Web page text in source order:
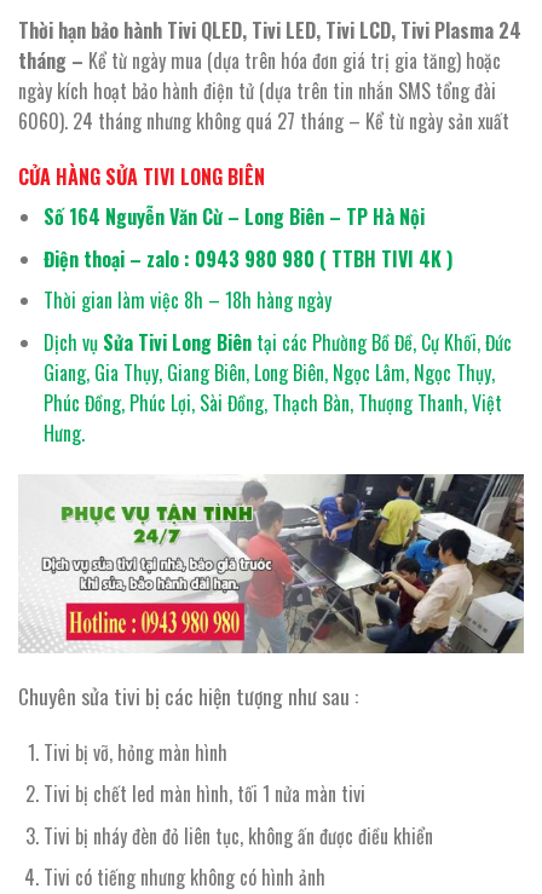
Thời hạn bảo hành Tivi QLED, Tivi LED, Tivi LCD, Tivi Plasma 24
tháng – Kể từ ngày mua (dựa trên hóa đơn giá trị gia tăng) hoặc
ngày kích hoạt bảo hành điện tử (dựa trên tin nhắn SMS tổng đài
6060). 24 tháng nhưng không quá 27 tháng – Kể từ ngày sản xuất
CỬA HÀNG SỬA TIVI LONG BIÊN
Số 164 Nguyễn Văn Cừ – Long Biên – TP Hà Nội
Điện thoại – zalo : 0943 980 980 ( TTBH TIVI 4K )
Thời gian làm việc 8h – 18h hàng ngày
Dịch vụ Sửa Tivi Long Biêntại các Phường Bồ Đề, Cự Khối, Đức
Giang, Gia Thụy, Giang Biên, Long Biên, Ngọc Lâm, Ngọc Thụy,
Phúc Đồng, Phúc Lợi, Sài Đồng, Thạch Bàn, Thượng Thanh, Việt
Hưng.
Chuyên sửa tivi bị các hiện tượng như sau :
Tivi bị vỡ, hỏng màn hình
Tivi bị chết led màn hình, tối 1 nửa màn tivi
Tivi bị nháy đèn đỏ liên tục, không ấn được điều khiển
Tivi có tiếng nhưng không có hình ảnh